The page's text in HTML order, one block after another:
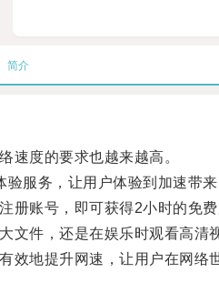
简介
度的要求也越来越高。
服务，让用户体验到加速带来
账号，即可获得2小时的免费
件，还是在娱乐时观看高清
地提升网速，让用户在网络世